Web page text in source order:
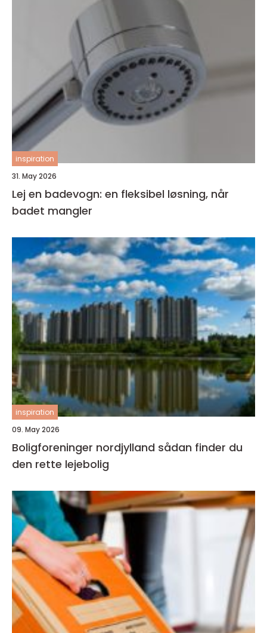
inspiration
31. May 2026
Lej en badevogn: en fleksibel løsning, når
badet mangler
inspiration
09. May 2026
Boligforeninger nordjylland sådan finder du
den rette lejebolig